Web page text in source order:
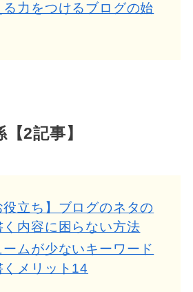
る力をつけるブログの始
2記事】
役立ち】ブログのネタの
内容に困らない方法
ムが少ないキーワード
メリット14